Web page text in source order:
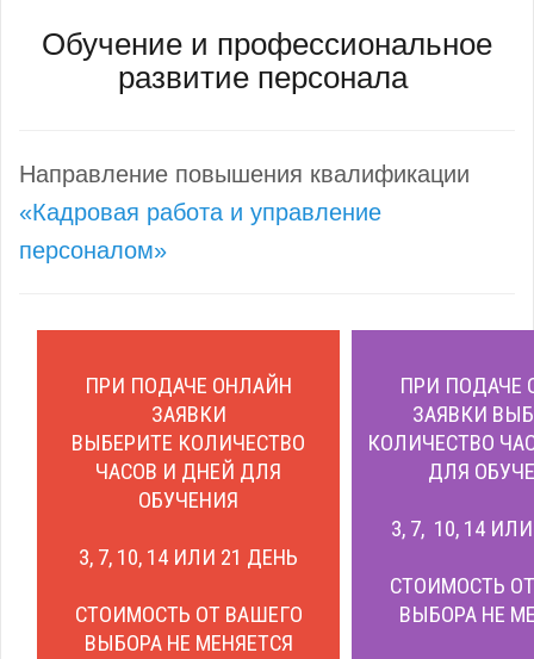
Обучение и профессиональное
развитие персонала
Направление повышения квалификации
«Кадровая работа и управление
персоналом»
ПРИ ПОДАЧЕ ОНЛАЙН
ЗАЯВКИ
ВЫБЕРИТЕ КОЛИЧЕСТВО
ЧАСОВ И ДНЕЙ ДЛЯ
ОБУЧЕНИЯ
3, 7, 10, 14 ИЛИ 21 ДЕНЬ
СТОИМОСТЬ ОТ ВАШЕГО
ВЫБОРА НЕ МЕНЯЕТСЯ
ПРИ ПОДАЧЕ
ЗАЯВКИ
КОЛИЧЕСТВО
ДЛЯ
3, 7, 10, 14
СТОИМОСТЬ
ВЫБОРА НЕ